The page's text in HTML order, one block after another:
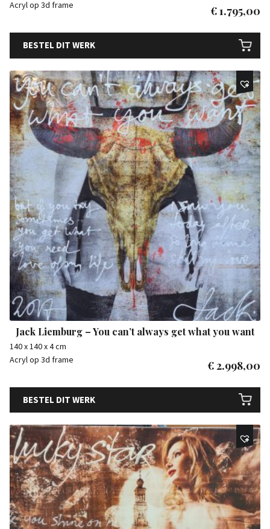
Acryl op 3d frame €1.795,00
BESTEL DIT WERK
Jack Liemburg – You can’t always get what you want
140 x 140 x 4 cm
Acryl op 3d frame
€2.998,00
BESTEL DIT WERK